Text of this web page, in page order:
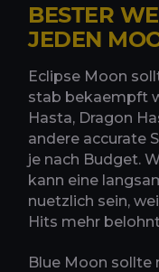
BESTER
JEDEN
Eclipse Moon
stab bekaempft
Hasta, Dragon
andere accurate
je nach Budget.
kann eine
nuetzlich sein,
Hits mehr
Blue Moon sollte